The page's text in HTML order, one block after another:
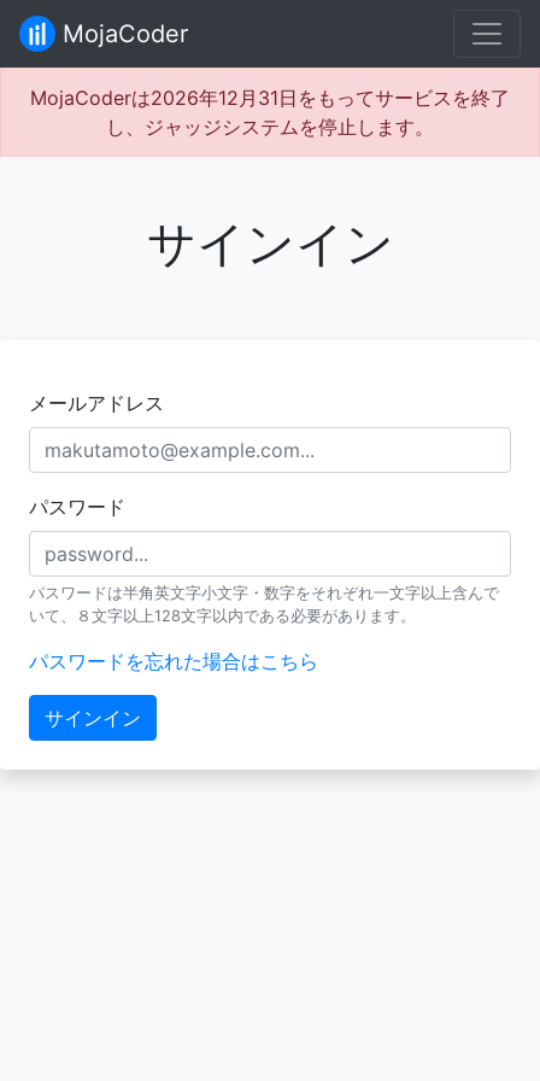
MojaCoder
MojaCoderは2026年12月31日をもってサービスを終了
し、ジャッジシステムを停止します。
サインイン
メールアドレス
パスワード
パスワードは半角英文字小文字・数字をそれぞれ一文字以上含んで
いて、８文字以上128文字以内である必要があります。
パスワードを忘れた場合はこちら
サインイン